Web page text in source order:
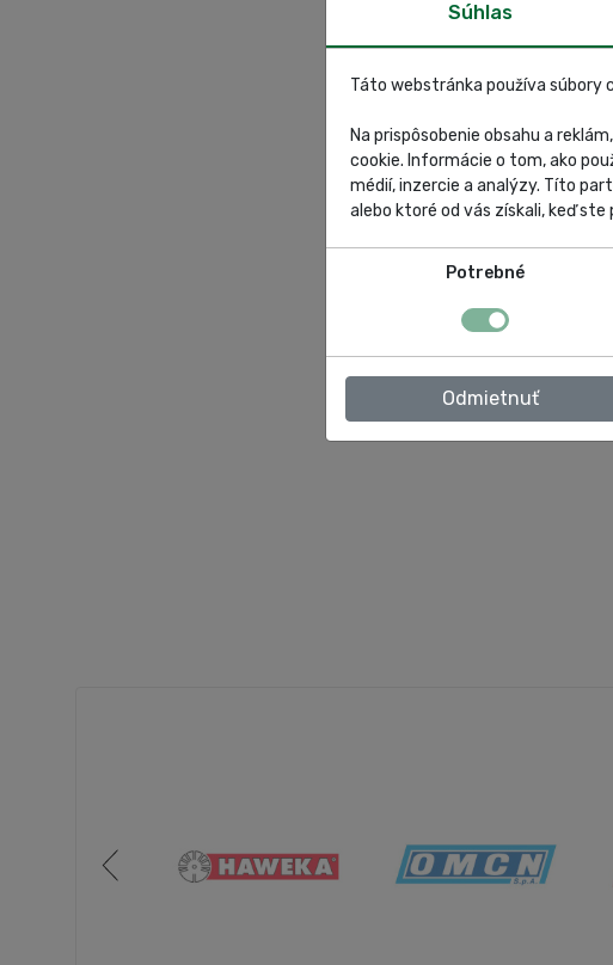
Súhlas
Táto webstránka používa súbory
Na prispôsobenie obsahu a
cookie. Informácie o tom, ako
médií, inzercie a analýzy. Títo
alebo ktoré od vás získali, keď ste
Potrebné
Odmietnuť